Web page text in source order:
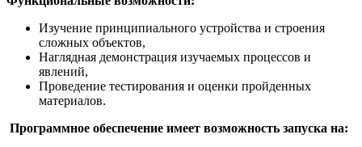
Изучение принципиального устройства и строения
сложных объектов,
Наглядная демонстрация изучаемых процессов и
явлений,
Проведение тестирования и оценки пройденных
материалов.
Программное обеспечение имеет возможность запуска на: